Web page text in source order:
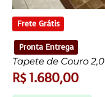
Frete Grátis
Pronta Entrega
Tapete de Couro
R$1.680,00